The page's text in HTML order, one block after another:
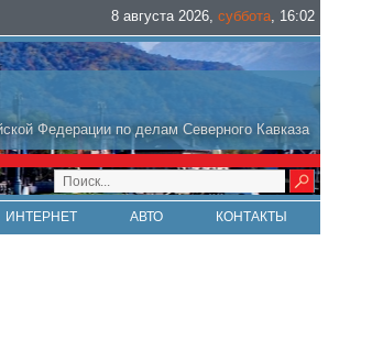
8 августа 2026, суббота, 16:02
Федерации по делам Северного Кавказа
ИНТЕРНЕТ АВТО КОНТАКТЫ